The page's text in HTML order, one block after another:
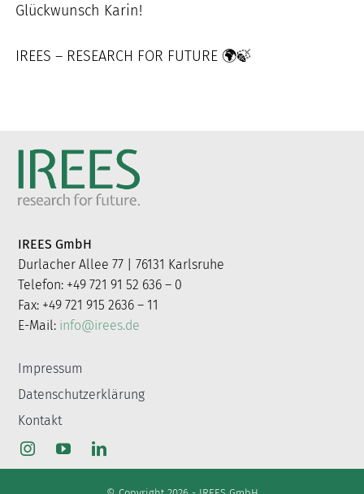
Glückwunsch Karin!
IREES – RESEARCH FOR FUTURE 🌍🍃
IREES GmbH
Durlacher Allee 77 | 76131 Karlsruhe
Telefon: +49 721 91 52 636 – 0
Fax: +49 721 915 2636 – 11
E-Mail: info@irees.de
Impressum
Datenschutzerklärung
Kontakt